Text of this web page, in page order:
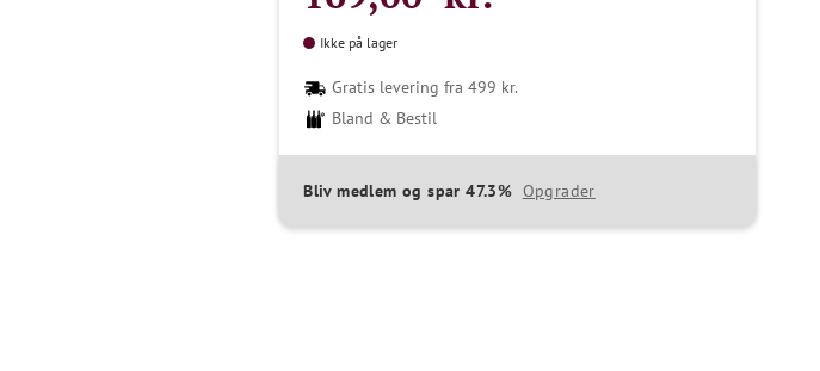
Gratis levering fra 499 kr.
Bland & Bestil
Ikke på lager
Bliv medlem og spar 47.3% Opgrader